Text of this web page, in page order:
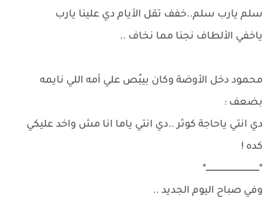
سلم يارب سلم..خفف تقل الأيام دي علينا يارب
ياخفي الألطاف نجنا مما نخاف ..
محمود دخل الأوضة وكان بيبُص علي أمه اللي نايمه
بضعف :
دي انتي ياحاجة كوثر ..دي انتي ياما انا مش واخد عليكي
كده !
*ـــــــــــــــــــــــــــــــــــــــــــ*
وفي صباح اليوم الجديد ..